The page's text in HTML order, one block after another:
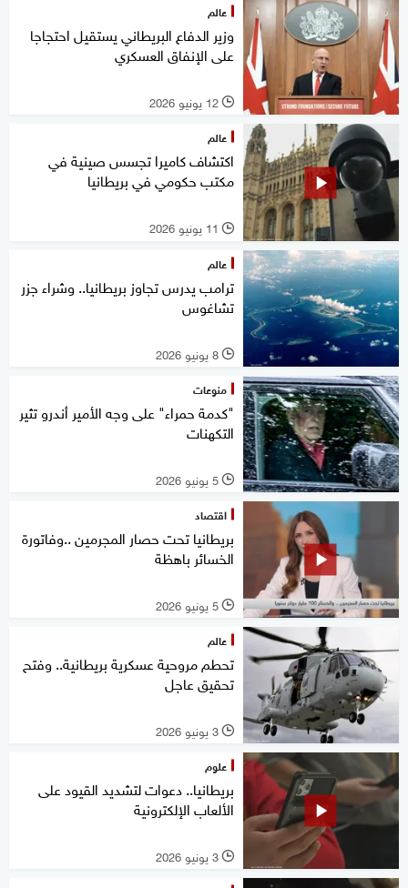
عالم
وزير الدفاع البريطاني يستقيل احتجاجا
على الإنفاق العسكري
l 12 يونيو 2026
عالم
اكتشاف كاميرا تجسس صينية في
مكتب حكومي في بريطانيا
l 11 يونيو 2026
عالم
ترامب يدرس تجاوز بريطانيا.. وشراء جزر
تشاغوس
l 8 يونيو 2026
منوعات
"كدمة حمراء" على وجه الأمير أندرو تثير
التكهنات
l 5 يونيو 2026
اقتصاد
بريطانيا تحت حصار المجرمين ..وفاتورة
الخسائر باهظة
l 5 يونيو 2026
عالم
تحطم مروحية عسكرية بريطانية.. وفتح
تحقيق عاجل
l 3 يونيو 2026
علوم
بريطانيا.. دعوات لتشديد القيود على
الألعاب الإلكترونية
l 3 يونيو 2026